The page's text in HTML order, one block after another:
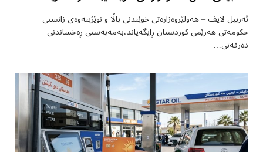
ئەربیل لایف – هەولێروەزارەتی خوێندنی باڵا و توێژینەوەی زانستی
حکومەتی هەرێمی کوردستان ڕایگەیاند،بەمەبەستی ڕەخساندنی
دەرفەتی…